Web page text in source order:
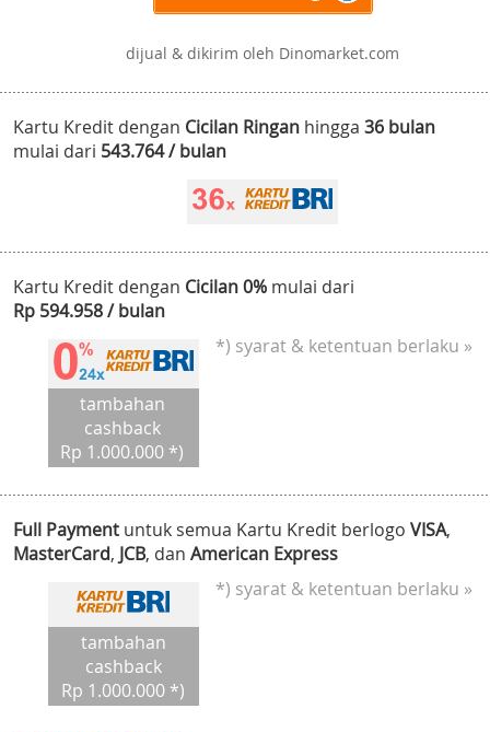
dijual & dikirim oleh Dinomarket.com
Kartu Kredit dengan Cicilan Ringan hingga 36 bulan
mulai dari 543.764 / bulan
Kartu Kredit dengan Cicilan 0% mulai dari
Rp 594.958 / bulan
tambahan
cashback
Rp 1.000.000 *)
*) syarat & ketentuan berlaku »
Full Payment untuk semua Kartu Kredit berlogo VISA,
MasterCard, JCB, dan American Express
tambahan
cashback
Rp 1.000.000 *)
*) syarat & ketentuan berlaku »